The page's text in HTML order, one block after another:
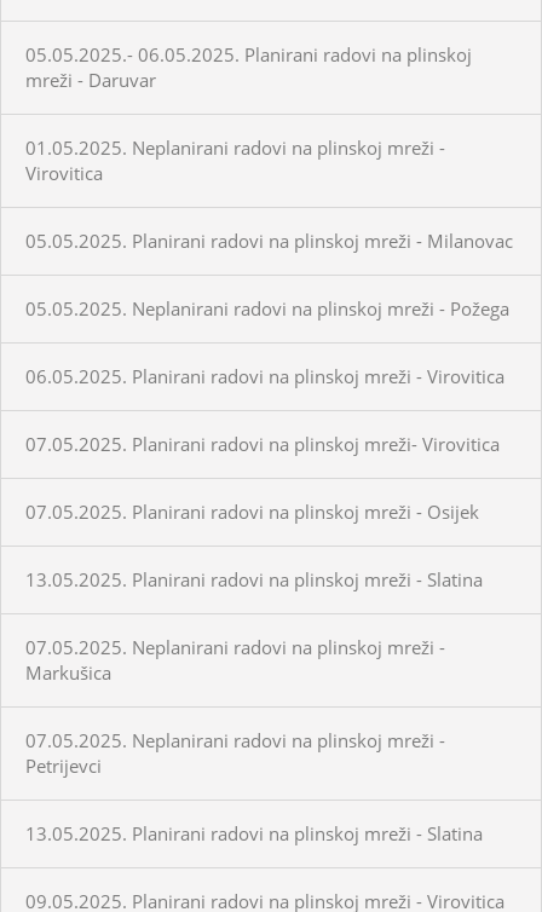
05.05.2025.- 06.05.2025. Planirani radovi na plinskoj
mreži - Daruvar
01.05.2025. Neplanirani radovi na plinskoj mreži -
Virovitica
05.05.2025. Planirani radovi na plinskoj mreži - Milanovac
05.05.2025. Neplanirani radovi na plinskoj mreži - Požega
06.05.2025. Planirani radovi na plinskoj mreži - Virovitica
07.05.2025. Planirani radovi na plinskoj mreži- Virovitica
07.05.2025. Planirani radovi na plinskoj mreži - Osijek
13.05.2025. Planirani radovi na plinskoj mreži - Slatina
07.05.2025. Neplanirani radovi na plinskoj mreži -
Markušica
07.05.2025. Neplanirani radovi na plinskoj mreži -
Petrijevci
13.05.2025. Planirani radovi na plinskoj mreži - Slatina
09.05.2025. Planirani radovi na plinskoj mreži - Virovitica